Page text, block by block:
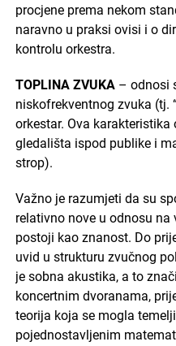
procjene prema nekom
naravno u praksi ovisi i o
kontrolu orkestra.
TOPLINA ZVUKA– odnosi
niskofrekventnog zvuka (tj.
orkestar. Ova
gledališta ispod publike i
strop).
Važno je razumjeti da su
relativno nove u odnosu
postoji kao znanost. Do
uvid u strukturu zvučnog
je sobna akustika, a to
koncertnim dvoranama,
teorija koja se mogla
pojednostavljenim